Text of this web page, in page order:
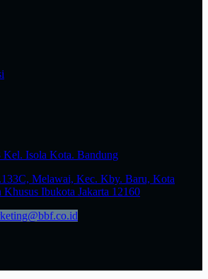
Kel. Isola Kota. Bandung
Melawai, Kec. Kby. Baru, Kota
Khusus Ibukota Jakarta 12160